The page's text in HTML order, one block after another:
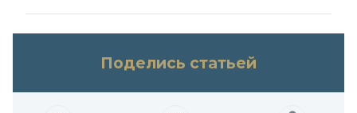
Поделись статьей